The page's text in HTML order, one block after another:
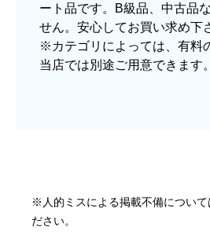
ショップからの連絡や対応は適切で
はい
予定の期日までに商品が届きました
ート品です。B級品、中古品
せん。安心してお買い求め下
※カテゴリによっては、有料
当店では別途ご用意できます。
※人的ミスによる掲載不備について
ださい。